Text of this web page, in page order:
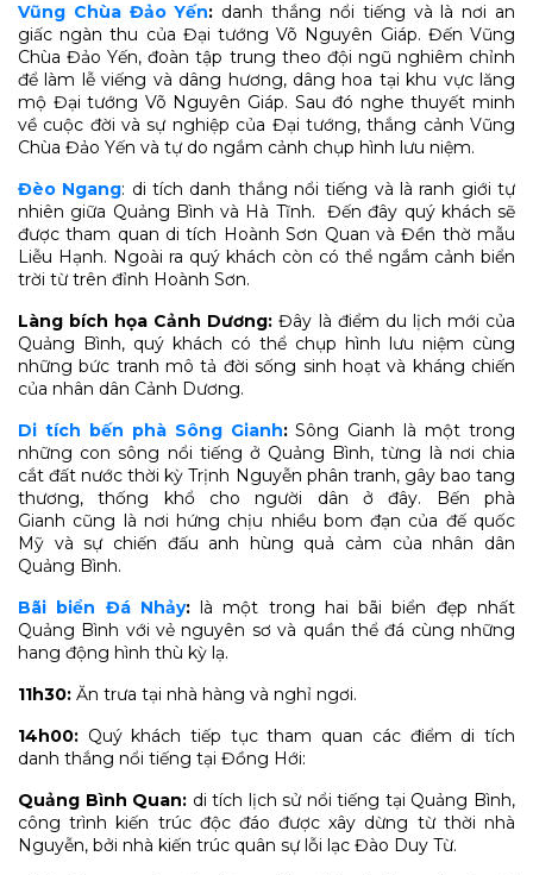
Vũng Chùa Đảo Yến: danh thắng nổi tiếng và là nơi an
giấc ngàn thu của Đại tướng Võ Nguyên Giáp. Đến Vũng
Chùa Đảo Yến, đoàn tập trung theo đội ngũ nghiêm chỉnh
để làm lễ viếng và dâng hương, dâng hoa tại khu vực lăng
mộ Đại tướng Võ Nguyên Giáp. Sau đó nghe thuyết minh
về cuộc đời và sự nghiệp của Đại tướng, thắng cảnh Vũng
Chùa Đảo Yến và tự do ngắm cảnh chụp hình lưu niệm.
Đèo Ngang: di tích danh thắng nổi tiếng và là ranh giới tự
nhiên giữa Quảng Bình và Hà Tĩnh. Đến đây quý khách sẽ
được tham quan di tích Hoành Sơn Quan và Đền thờ mẫu
Liễu Hạnh. Ngoài ra quý khách còn có thể ngắm cảnh biển
trời từ trên đỉnh Hoành Sơn.
Làng bích họa Cảnh Dương: Đây là điểm du lịch mới của
Quảng Bình, quý khách có thể chụp hình lưu niệm cùng
những bức tranh mô tả đời sống sinh hoạt và kháng chiến
của nhân dân Cảnh Dương.
Di tích bến phà Sông Gianh:Sông Gianh là một trong
những con sông nổi tiếng ở Quảng Bình, từng là nơi chia
cắt đất nước thời kỳ Trịnh Nguyễn phân tranh, gây bao tang
thương, thống khổ cho người dân ở đây. Bến phà
Gianh cũng là nơi hứng chịu nhiều bom đạn của đế quốc
Mỹ và sự chiến đấu anh hùng quả cảm của nhân dân
Quảng Bình.
Bãi biển Đá Nhảy:là một trong hai bãi biển đẹp nhất
Quảng Bình với vẻ nguyên sơ và quần thể đá cùng những
hang động hình thù kỳ lạ.
11h30: Ăn trưa tại nhà hàng và nghỉ ngơi.
14h00: Quý khách tiếp tục tham quan các điểm di tích
danh thắng nổi tiếng tại Đồng Hới:
Quảng Bình Quan: di tích lịch sử nổi tiếng tại Quảng Bình,
công trình kiến trúc độc đáo được xây dừng từ thời nhà
Nguyễn, bởi nhà kiến trúc quân sự lỗi lạc Đào Duy Từ.